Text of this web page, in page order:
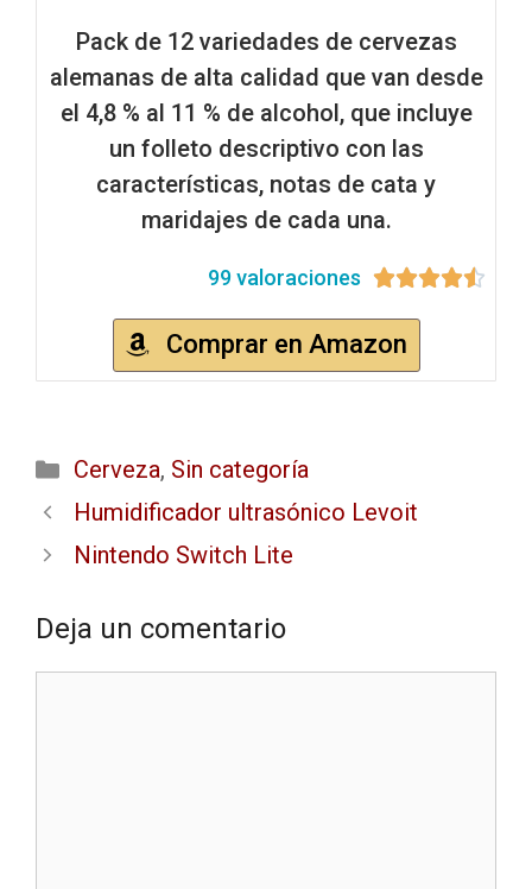
Pack de 12 variedades de cervezas
alemanas de alta calidad que van desde
el 4,8 % al 11 % de alcohol, que incluye
un folleto descriptivo con las
características, notas de cata y
maridajes de cada una.
99 valoraciones 
Comprar en Amazon
Cerveza, Sin categoría
Humidificador ultrasónico Levoit
Nintendo Switch Lite
Deja un comentario